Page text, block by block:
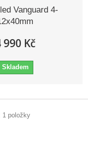
Vanguard 4-
990 Kč
Skladem
1 položky